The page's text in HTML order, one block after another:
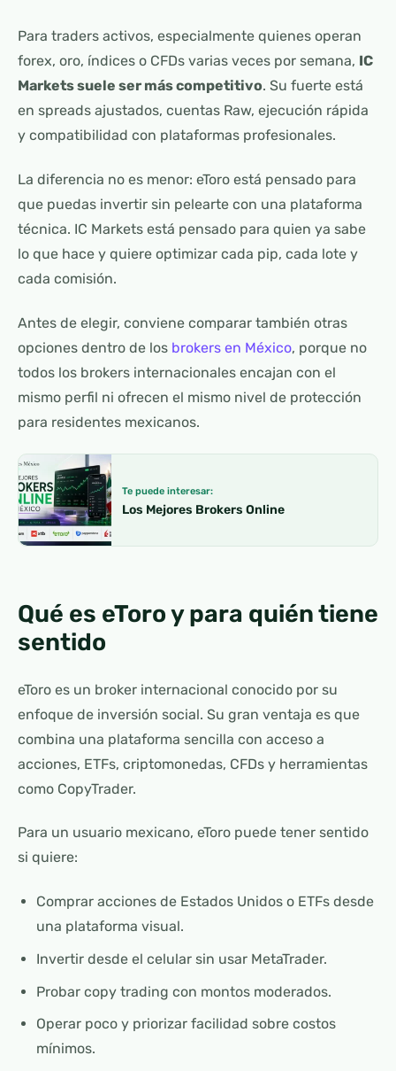
Para traders activos, especialmente quienes operan
forex, oro, índices o CFDs varias veces por semana, IC
Markets suele ser más competitivo. Su fuerte está
en spreads ajustados, cuentas Raw, ejecución rápida
y compatibilidad con plataformas profesionales.
La diferencia no es menor: eToro está pensado para
que puedas invertir sin pelearte con una plataforma
técnica. IC Markets está pensado para quien ya sabe
lo que hace y quiere optimizar cada pip, cada lote y
cada comisión.
Antes de elegir, conviene comparar también otras
opciones dentro de los brokers en México, porque no
todos los brokers internacionales encajan con el
mismo perfil ni ofrecen el mismo nivel de protección
para residentes mexicanos.
Te puede interesar:
Los Mejores Brokers Online
Qué es eToro y para quién tiene
sentido
eToro es un broker internacional conocido por su
enfoque de inversión social. Su gran ventaja es que
combina una plataforma sencilla con acceso a
acciones, ETFs, criptomonedas, CFDs y herramientas
como CopyTrader.
Para un usuario mexicano, eToro puede tener sentido
si quiere:
Comprar acciones de Estados Unidos o ETFs desde
una plataforma visual.
Invertir desde el celular sin usar MetaTrader.
Probar copy trading con montos moderados.
Operar poco y priorizar facilidad sobre costos
mínimos.